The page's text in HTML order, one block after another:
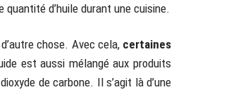
d’huile durant une cuisine.
chose. Avec cela, certaines
est aussi mélangé aux produits
de carbone. Il s’agit là d’une